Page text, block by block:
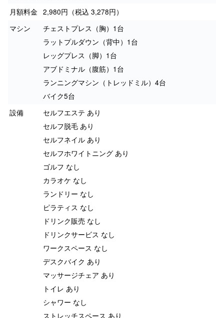
月額料金 2,980円（税込 3,278円）
マシン
チェストプレス（胸）1台
ラットプルダウン（背中）1台
レッグプレス（脚）1台
アブドミナル（腹筋）1台
ランニングマシン（トレッドミル）4台
バイク5台
設備
セルフエステ あり
セルフ脱毛 あり
セルフネイル あり
セルフホワイトニング あり
ゴルフ なし
カラオケ なし
ランドリー なし
ピラティス なし
ドリンク販売 なし
ドリンクサービス なし
ワークスペース なし
デスクバイク あり
マッサージチェア あり
トイレ あり
シャワー なし
ストレッチスペース あり